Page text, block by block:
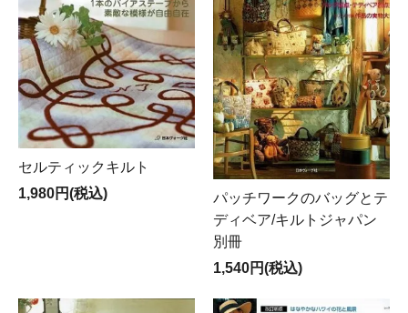
セルティックキルト
1,980円(税込)
パッチワークのバッグとテ
ディベア/キルトジャパン
別冊
1,540円(税込)